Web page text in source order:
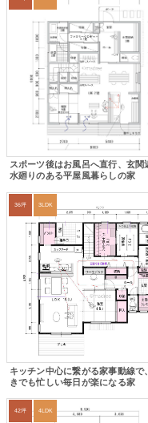
スポーツ後はお風呂へ直行、玄関
水廻りのある平屋風暮らしの家
36坪 3LDK
キッチン中心に繋がる家事動線で
きでも忙しい毎日が楽になる家
42坪 4LDK